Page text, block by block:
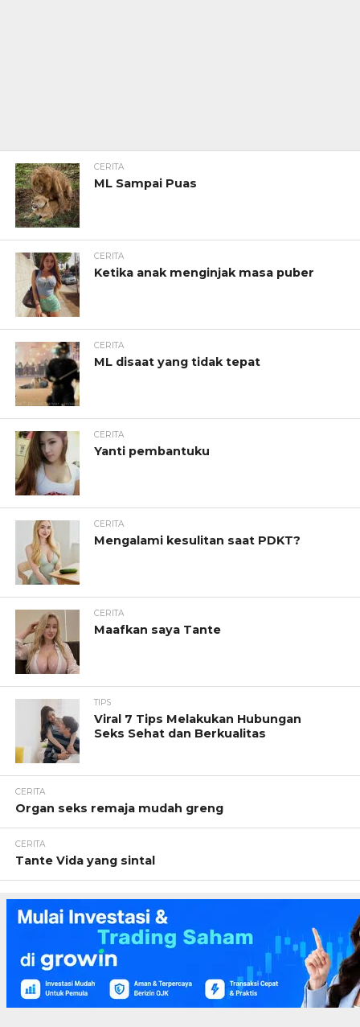
CERITA
ML Sampai Puas
CERITA
Ketika anak menginjak masa puber
CERITA
ML disaat yang tidak tepat
CERITA
Yanti pembantuku
CERITA
Mengalami kesulitan saat PDKT?
CERITA
Maafkan saya Tante
TIPS
Viral 7 Tips Melakukan Hubungan
Seks Sehat dan Berkualitas
CERITA
Organ seks remaja mudah greng
CERITA
Tante Vida yang sintal